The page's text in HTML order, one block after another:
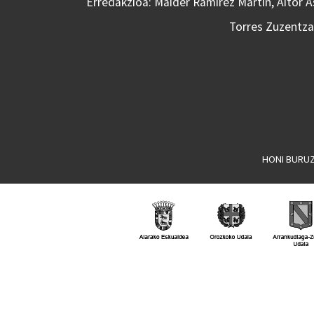
Torres
HONI BURUZ